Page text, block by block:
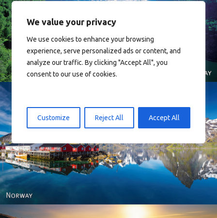
We value your privacy
We use cookies to enhance your browsing
experience, serve personalized ads or content, and
analyze our traffic. By clicking "Accept All", you
consent to our use of cookies.
Customize Reject All Accept All
Norway
Reine - Lofoten, Nord Norge. North Norway.